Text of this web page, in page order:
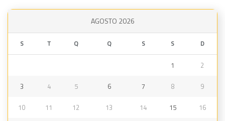
AGOSTO 2026
S T Q Q S S D
1 2
3 4 5 6 7 8 9
10 11 12 13 14 15 16